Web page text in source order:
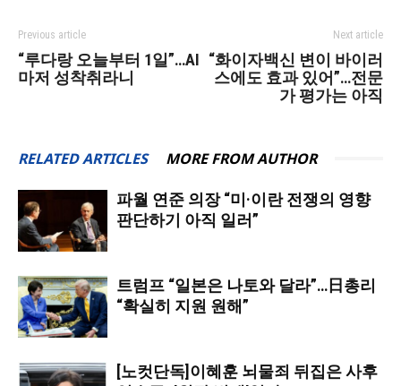
Previous article
“루다랑 오늘부터 1일”…AI
마저 성착취라니
Next article
“화이자백신 변이 바이러
스에도 효과 있어”…전문
가 평가는 아직
RELATED ARTICLES MORE FROM AUTHOR
파월 연준 의장 “미·이란 전쟁의 영향
판단하기 아직 일러”
트럼프 “일본은 나토와 달라”…日총리
“확실히 지원 원해”
[노컷단독]이혜훈 뇌물죄 뒤집은 사후